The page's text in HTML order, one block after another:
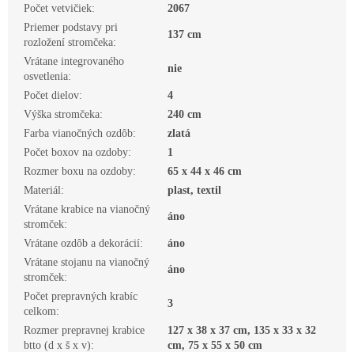
Počet vetvičiek:
2067
Priemer podstavy pri
rozložení stromčeka:
137 cm
Vrátane integrovaného
osvetlenia:
nie
Počet dielov:
4
Výška stromčeka:
240 cm
Farba vianočných ozdôb:
zlatá
Počet boxov na ozdoby:
1
Rozmer boxu na ozdoby:
65 x 44 x 46 cm
Materiál :
plast, textil
Vrátane krabice na vianočný
stromček:
áno
Vrátane ozdôb a dekorácií:
áno
Vrátane stojanu na vianočný
stromček:
áno
Počet prepravných krabíc
celkom:
3
Rozmer prepravnej krabice
btto (d x š x v):
127 x 38 x 37 cm, 135 x 33 x 32
cm, 75 x 55 x 50 cm